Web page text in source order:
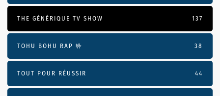
THE GÉNÉRIQUE TV SHOW 137
TOHU BOHU RAP 🤟 38
TOUT POUR RÉUSSIR 44